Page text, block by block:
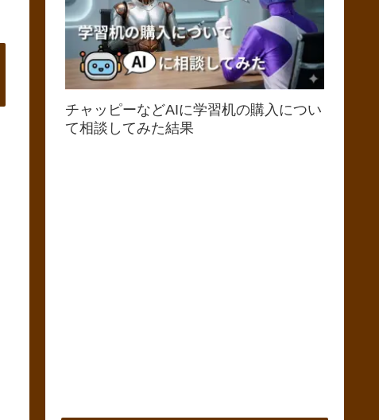
チャッピーなどAIに学習机の購入につい
て相談してみた結果